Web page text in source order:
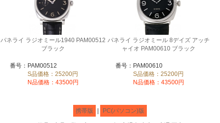
パネライ ラジオミール1940 PAM00512
ブラック
番号：PAM00512
S品価格：25200円
N品価格：43500円
パネライ ラジオミール 8デイズ アッチ
ャイオ PAM00610 ブラック
番号：PAM00610
S品価格：25200円
N品価格：43500円
携帯版 PC(パソコン)版